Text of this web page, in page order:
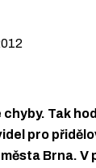
Tak
pro
Brna. V